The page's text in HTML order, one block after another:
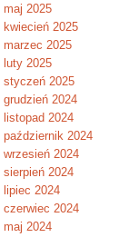
maj 2025
kwiecień 2025
marzec 2025
luty 2025
styczeń 2025
grudzień 2024
listopad 2024
październik 2024
wrzesień 2024
sierpień 2024
lipiec 2024
czerwiec 2024
maj 2024